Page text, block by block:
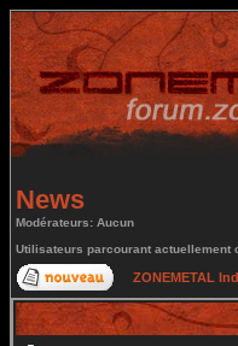
News
Modérateurs: Aucun
Utilisateurs parcourant actuellement
ZONEMETAL